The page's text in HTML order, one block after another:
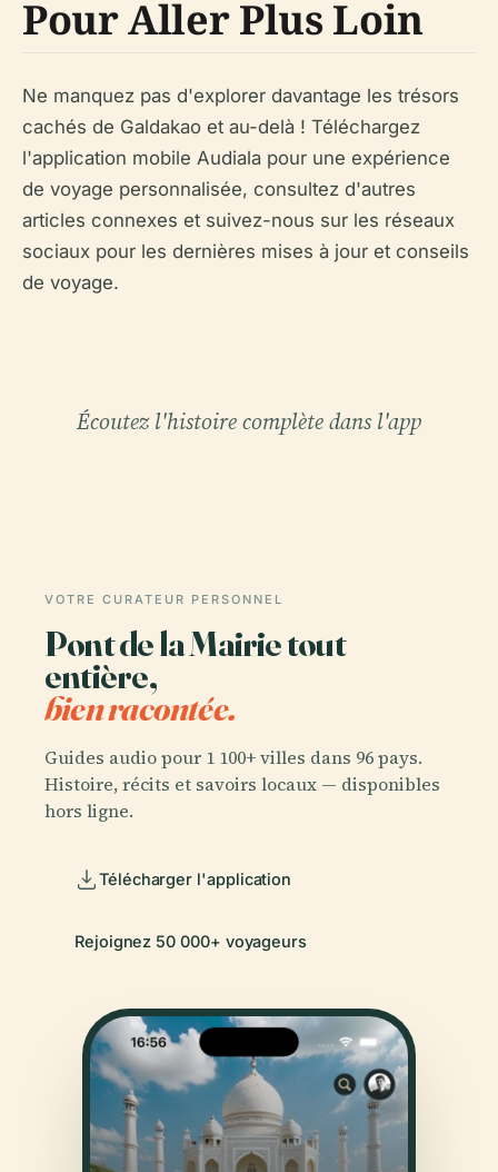
Pour Aller Plus Loin
Ne manquez pas d'explorer davantage les trésors
cachés de Galdakao et au-delà ! Téléchargez
l'application mobile Audiala pour une expérience
de voyage personnalisée, consultez d'autres
articles connexes et suivez-nous sur les réseaux
sociaux pour les dernières mises à jour et conseils
de voyage.
Écoutez l'histoire complète dans l'app
VOTRE CURATEUR PERSONNEL
Pont de la Mairie tout
entière,
bien racontée.
Guides audio pour 1 100+ villes dans 96 pays.
Histoire, récits et savoirs locaux — disponibles
hors ligne.
Télécharger l'application
Rejoignez 50 000+ voyageurs